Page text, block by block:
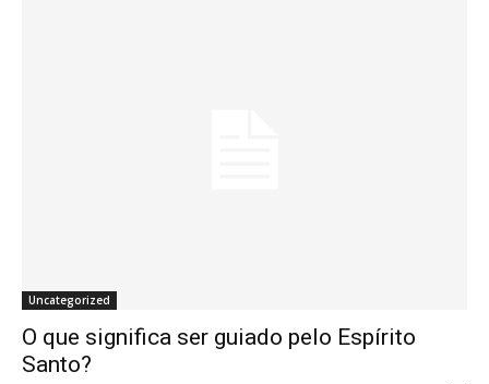
Uncategorized
O que significa ser guiado pelo Espírito
Santo?